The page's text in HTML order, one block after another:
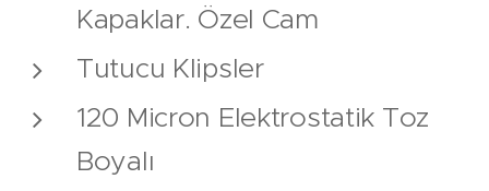
Kapaklar. Özel Cam
Tutucu Klipsler
120 Micron Elektrostatik Toz
Boyalı